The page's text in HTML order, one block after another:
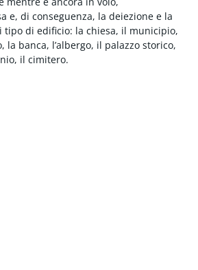
e, di conseguenza, la deiezione e la
tipo di edificio: la chiesa, il municipio,
la banca, l’albergo, il palazzo storico,
il cimitero.